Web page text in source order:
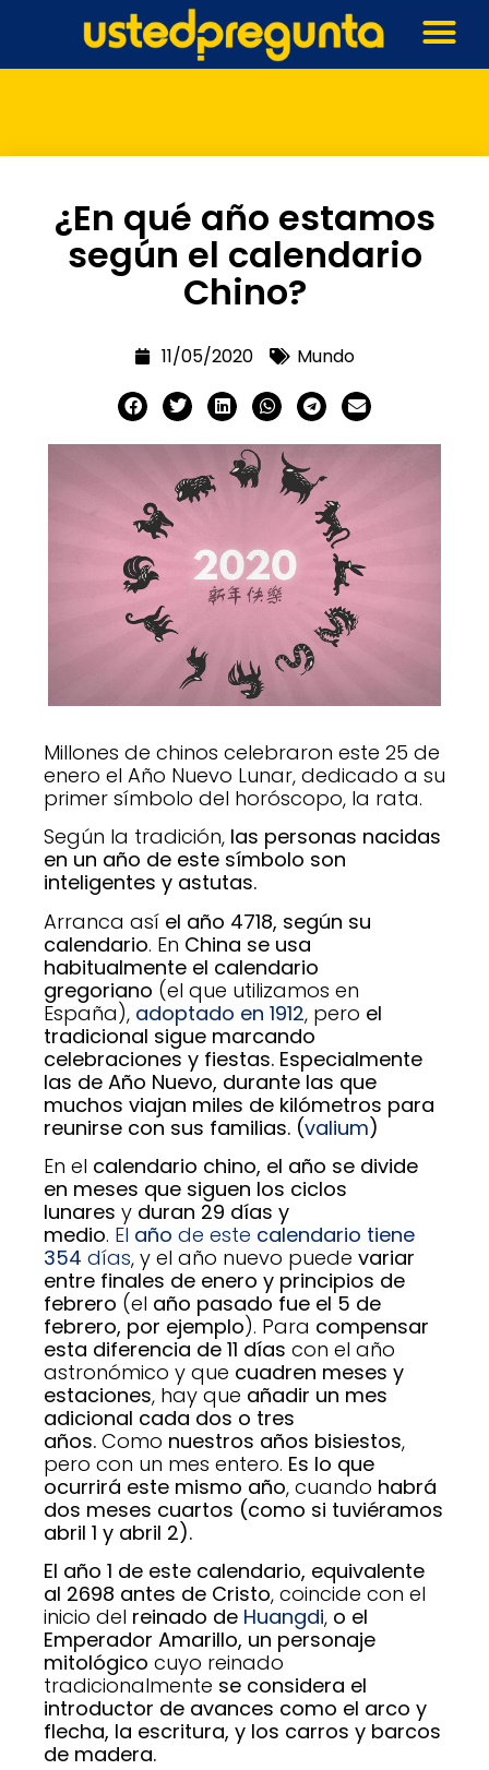
¿En qué año estamos
según el calendario
Chino?
11/05/2020 Mundo
Millones de chinos celebraron este 25 de
enero el Año Nuevo Lunar, dedicado a su
primer símbolo del horóscopo, la rata.
Según la tradición, las personas nacidas
en un año de este símbolo son
inteligentes y astutas.
Arranca así el año 4718, según su
calendario. En China se usa
habitualmente el calendario
gregoriano (el que utilizamos en
España), adoptado en 1912, pero el
tradicional sigue marcando
celebraciones y fiestas. Especialmente
las de Año Nuevo, durante las que
muchos viajan miles de kilómetros para
reunirse con sus familias. (valium)
En el calendario chino, el año se divide
en meses que siguen los ciclos
lunares y duran 29 días y
medio. El año de este calendario tiene
354 días, y el año nuevo puede variar
entre finales de enero y principios de
febrero (el año pasado fue el 5 de
febrero, por ejemplo). Para compensar
esta diferencia de 11 días con el año
astronómico y que cuadren meses y
estaciones, hay que añadir un mes
adicional cada dos o tres
años. Como nuestros años bisiestos,
pero con un mes entero. Es lo que
ocurrirá este mismo año, cuando habrá
dos meses cuartos (como si tuviéramos
abril 1 y abril 2).
El año 1 de este calendario, equivalente
al 2698 antes de Cristo, coincide con el
inicio del reinado de Huangdi, o el
Emperador Amarillo, un personaje
mitológico cuyo reinado
tradicionalmente se considera el
introductor de avances como el arco y
flecha, la escritura, y los carros y barcos
de madera.